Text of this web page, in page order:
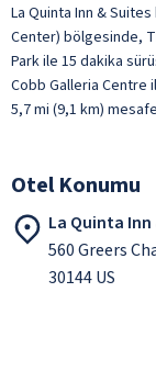
La Quinta Inn &
Center) bölgesinde,
Park ile 15 dakika
Cobb Galleria Centre
5,7 mi (9,1 km)
Otel Konumu
La Quinta
560 Greers
30144 US